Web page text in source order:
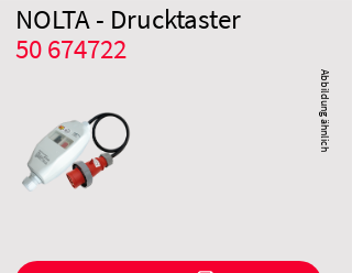
50 674722
NOLTA - Drucktaster
Abbildung ähnlich